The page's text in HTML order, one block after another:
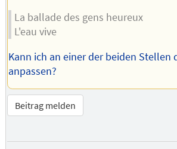
La ballade des gens heureux
L'eau vive
Kann ich an einer der beiden Stellen
anpassen?
Beitrag melden